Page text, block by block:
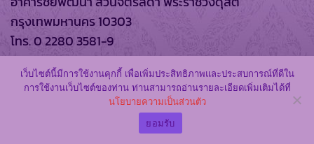
กรุงเทพมหานคร 10303
โทร. 0 2280 3581-9
มหาวิทยาลัยอัสสัมชัญ
มหาวิทยาลัยอัสสัมชัญ วิทยาเขตสุวรรณภูมิ
เว็บไซต์นี้มีการใช้งานคุกกี้ เพื่อเพิ่มประสิทธิภาพและประสบการณ์ที่ดีใน
การใช้งานเว็บไซต์ของท่าน ท่านสามารถอ่านรายละเอียดเพิ่มเติมได้ที่
นโยบายความเป็นส่วนตัว
ยอมรับ